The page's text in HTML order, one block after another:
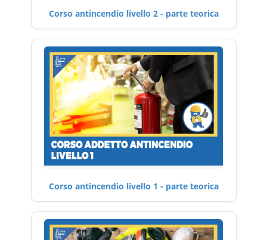
Corso antincendio livello 2 - parte teorica
Corso antincendio livello 1 - parte teorica